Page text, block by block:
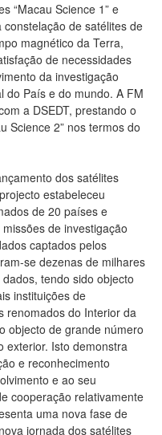
“Macau Science 1” e
constelação de satélites de
magnético da Terra,
de necessidades
da investigação
do País e do mundo. A FM
a DSEDT, prestando o
Science 2” nos termos do
dos satélites
estabeleceu
de 20 países e
de investigação
captados pelos
se dezenas de milhares
tendo sido objecto
instituições de
renomados do Interior da
objecto de grande número
exterior. Isto demonstra
e reconhecimento
e ao seu
cooperação relativamente
uma nova fase de
jornada dos satélites